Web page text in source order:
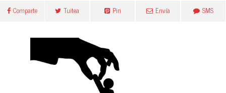
Comparte Tuitea Pin Envía SMS